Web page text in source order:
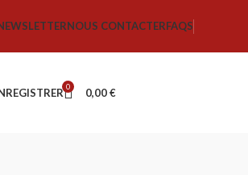
NOUS CONTACTERFAQS
0 0,00€